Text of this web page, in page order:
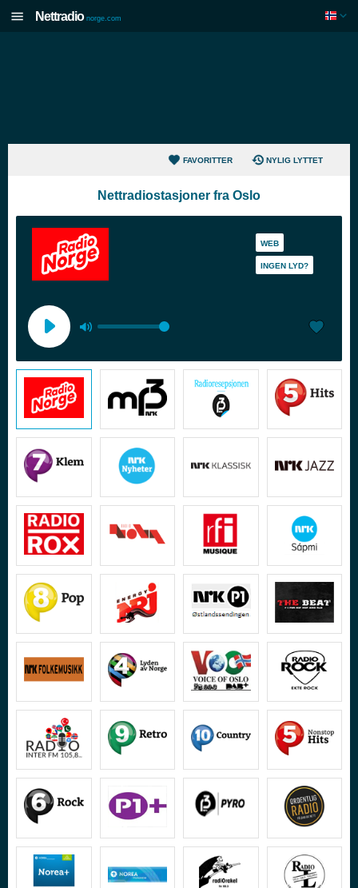
Nettradio norge.com
FAVORITTER NYLIG LYTTET
Nettradiostasjoner fra Oslo
WEB
INGEN LYD?